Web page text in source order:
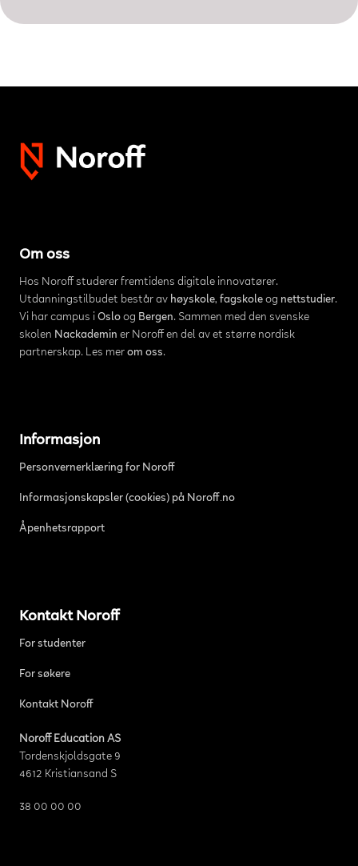
Om oss
Hos Noroff studerer fremtidens digitale innovatører.
Utdanningstilbudet består av høyskole, fagskoleog nettstudier.
Vi har campus i Osloog Bergen. Sammen med den svenske
skolen Nackademin er Noroff en del av et større nordisk
partnerskap. Les mer om oss.
Informasjon
Personvernerklæring for Noroff
Informasjonskapsler (cookies) på Noroff.no
Åpenhetsrapport
Kontakt Noroff
For studenter
For søkere
Kontakt Noroff
Noroff Education AS
Tordenskjoldsgate 9
4612 Kristiansand S
38 00 00 00